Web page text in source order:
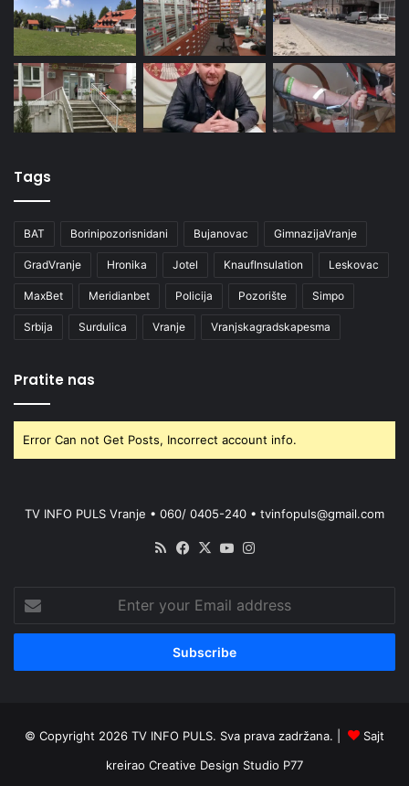
Tags
BAT Borinipozorisnidani Bujanovac GimnazijaVranje
GradVranje Hronika Jotel KnaufInsulation Leskovac
MaxBet Meridianbet Policija Pozorište Simpo
Srbija Surdulica Vranje Vranjskagradskapesma
Pratite nas
Error Can not Get Posts, Incorrect account info.
TV INFO PULS Vranje • 060/ 0405-240 • tvinfopuls@gmail.com
RSS Facebook
X YouTube
your
Email
© Copyright 2026 TV INFO PULS. Sva prava zadržana. |
Sajt
kreirao Creative Design Studio P77